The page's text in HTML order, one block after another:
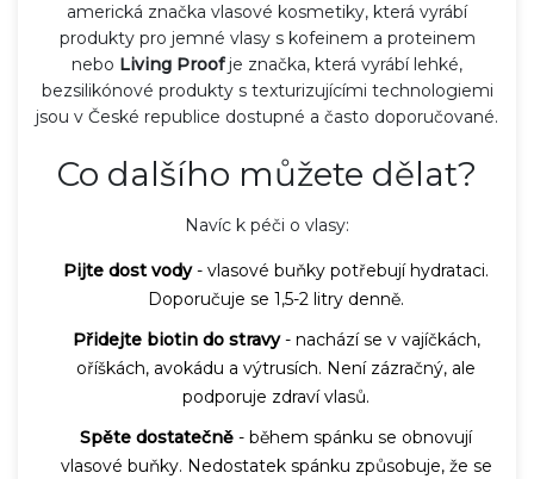
americká značka vlasové kosmetiky, která vyrábí
produkty pro jemné vlasy s kofeinem a proteinem
nebo Living Proof je značka, která vyrábí lehké,
bezsilikónové produkty s texturizujícími technologiemi
jsou v České republice dostupné a často doporučované.
Co dalšího můžete dělat?
Navíc k péči o vlasy:
Pijte dost vody- vlasové buňky potřebují hydrataci.
Doporučuje se 1,5-2 litry denně.
Přidejte biotin do stravy- nachází se v vajíčkách,
oříškách, avokádu a výtrusích. Není zázračný, ale
podporuje zdraví vlasů.
Spěte dostatečně - během spánku se obnovují
vlasové buňky. Nedostatek spánku způsobuje, že se